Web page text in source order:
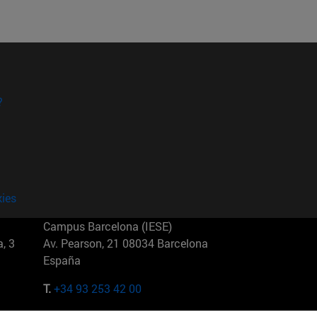
3
Campus Barcelona (IESE)
Av. Pearson, 21 08034 Barcelona
España
T.+34 93 253 42 00